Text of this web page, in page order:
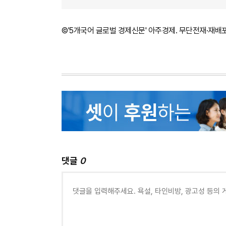
©'5개국어 글로벌 경제신문' 아주경제. 무단전재·재배
댓글 0